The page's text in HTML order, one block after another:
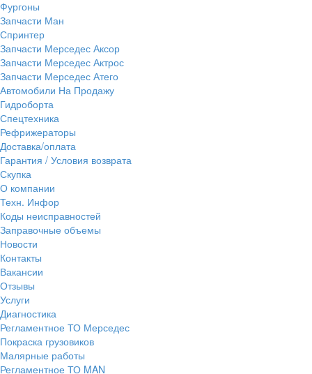
Фургоны
Запчасти Ман
Спринтер
Запчасти Мерседес Аксор
Запчасти Мерседес Актрос
Запчасти Мерседес Атего
Автомобили На Продажу
Гидроборта
Спецтехника
Рефрижераторы
Доставка/оплата
Гарантия / Условия возврата
Скупка
О компании
Техн. Инфор
Коды неисправностей
Заправочные объемы
Новости
Контакты
Вакансии
Отзывы
Услуги
Диагностика
Регламентное ТО Мерседес
Покраска грузовиков
Малярные работы
Регламентное ТО MAN